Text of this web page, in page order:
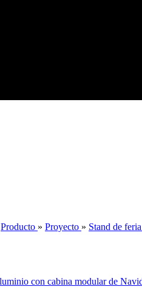
Producto » Proyecto » Stand de feria